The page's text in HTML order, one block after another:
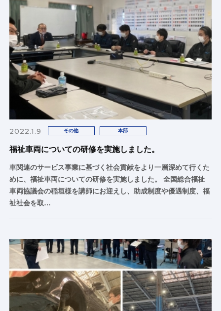
2022.1.9 その他 本部
福祉車両についての研修を実施しました。
車関連のサービス事業に基づく社会貢献をより一層深めて行くた
めに、福祉車両についての研修を実施しました。 全国総合福祉
車両協議会の稲垣様を講師にお迎えし、助成制度や優遇制度、福
祉社会を取…